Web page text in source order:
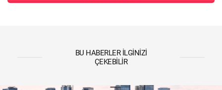
BU HABERLER İLGINIZI
ÇEKEBILIR